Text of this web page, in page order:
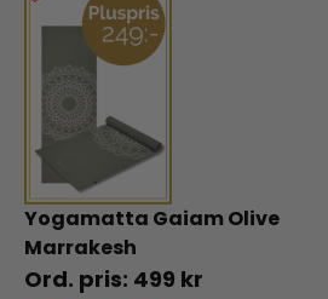
Yogamatta Gaiam Olive
Marrakesh
499 kr